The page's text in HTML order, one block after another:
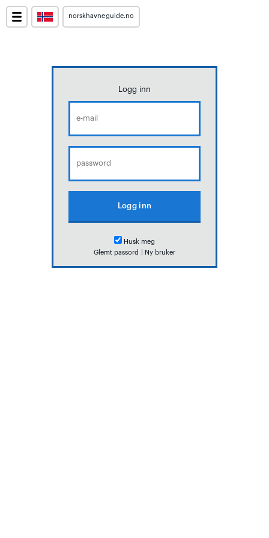
norskhavneguide.no
Logg inn
Husk meg
Glemt passord
Ny bruker